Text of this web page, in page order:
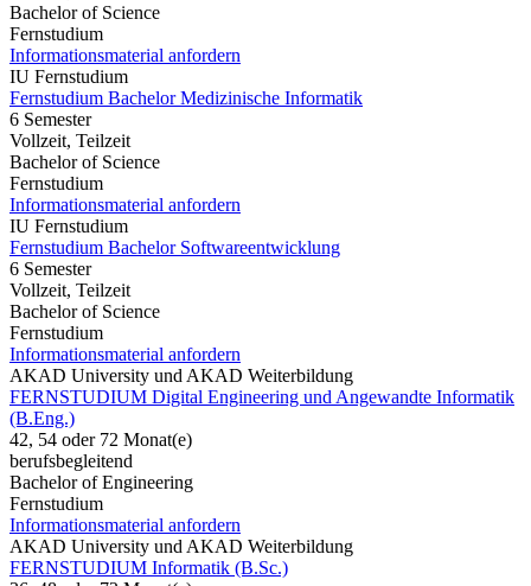
Bachelor of Science
Fernstudium
Informationsmaterial anfordern
IU Fernstudium
Fernstudium Bachelor Medizinische Informatik
6 Semester
Vollzeit, Teilzeit
Bachelor of Science
Fernstudium
Informationsmaterial anfordern
IU Fernstudium
Fernstudium Bachelor Softwareentwicklung
6 Semester
Vollzeit, Teilzeit
Bachelor of Science
Fernstudium
Informationsmaterial anfordern
AKAD University und AKAD Weiterbildung
FERNSTUDIUM Digital Engineering und Angewandte Informatik
(B.Eng.)
42, 54 oder 72 Monat(e)
berufsbegleitend
Bachelor of Engineering
Fernstudium
Informationsmaterial anfordern
AKAD University und AKAD Weiterbildung
FERNSTUDIUM Informatik (B.Sc.)